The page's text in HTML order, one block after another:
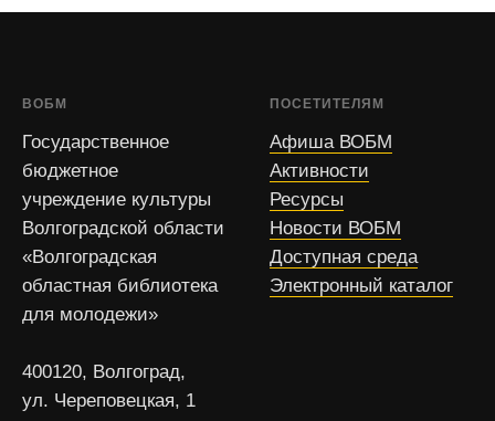
ВОБМ
Государственное
бюджетное
учреждение культуры
Волгоградской области
«Волгоградская
областная библиотека
для молодежи»
400120, Волгоград,
ул. Череповецкая, 1
ПОСЕТИТЕЛЯМ
Афиша ВОБМ
Активности
Ресурсы
Новости ВОБМ
Доступная среда
Электронный каталог